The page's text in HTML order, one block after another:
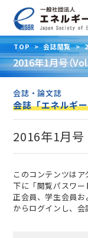
TOP > 会誌閲覧 >
2016年1月号（
会誌・論文誌
会誌「エネルギ
2016年1月号
このコンテンツは
下に「閲覧パスワー
正会員、学生会員
からログインし、会